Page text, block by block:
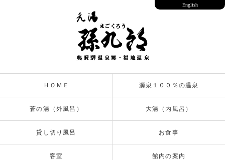
ＨＯＭＥ 源泉１００％の温泉
蒼の湯（外風呂） 大湯（内風呂）
貸し切り風呂 お食事
客室 館内の案内
English